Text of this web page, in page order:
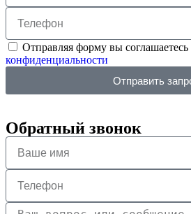
Отправляя форму вы соглашаетесь
конфиденциальности
Отправить
Обратный звонок